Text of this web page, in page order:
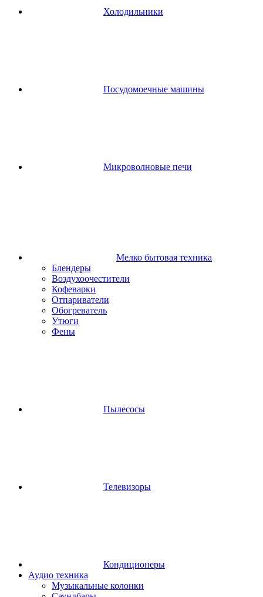
Холодильники
Посудомоечные машины
Микроволновые печи
Мелко бытовая техника
Блендеры
Воздухоочестители
Кофеварки
Отпариватели
Обогреватель
Утюги
Фены
Пылесосы
Телевизоры
Кондиционеры
Аудио техника
Музыкальные колонки